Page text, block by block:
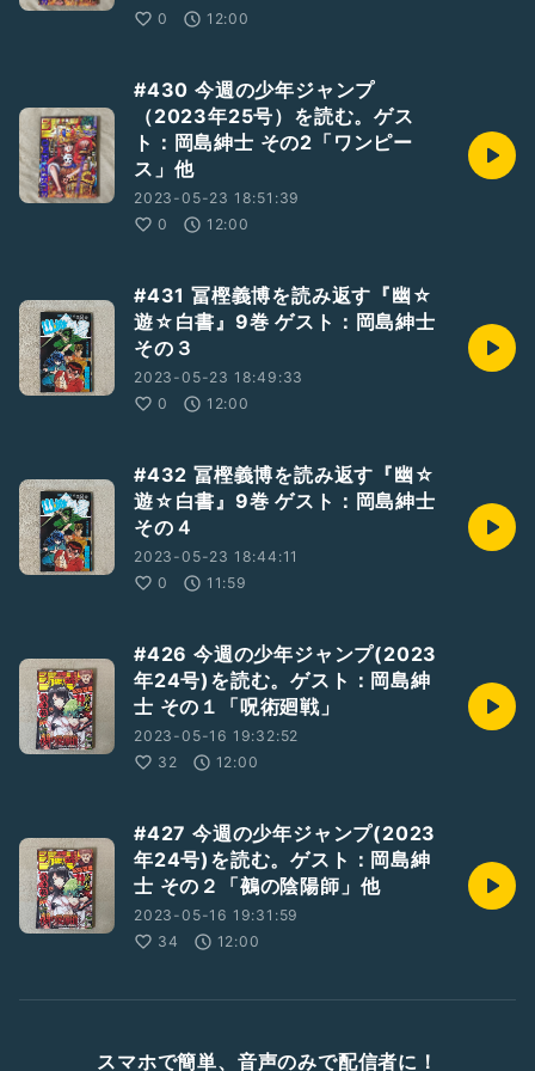
0
12:00
#430 今週の少年ジャンプ
（2023年25号）を読む。ゲス
ト：岡島紳士 その2「ワンピー
ス」他
2023-05-23 18:51:39
0
12:00
#431 冨樫義博を読み返す『幽☆
遊☆白書』9巻 ゲスト：岡島紳士
その３
2023-05-23 18:49:33
0
12:00
#432 冨樫義博を読み返す『幽☆
遊☆白書』9巻 ゲスト：岡島紳士
その４
2023-05-23 18:44:11
0
11:59
#426 今週の少年ジャンプ(2023
年24号)を読む。ゲスト：岡島紳
士 その１「呪術廻戦」
2023-05-16 19:32:52
32
12:00
#427 今週の少年ジャンプ(2023
年24号)を読む。ゲスト：岡島紳
士 その２「鵺の陰陽師」他
2023-05-16 19:31:59
34
12:00
スマホで簡単、音声のみで配信者に！